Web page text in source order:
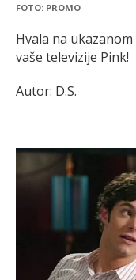
FOTO: PROMO
Hvala na
vaše televizije Pink!
Autor: D.S.